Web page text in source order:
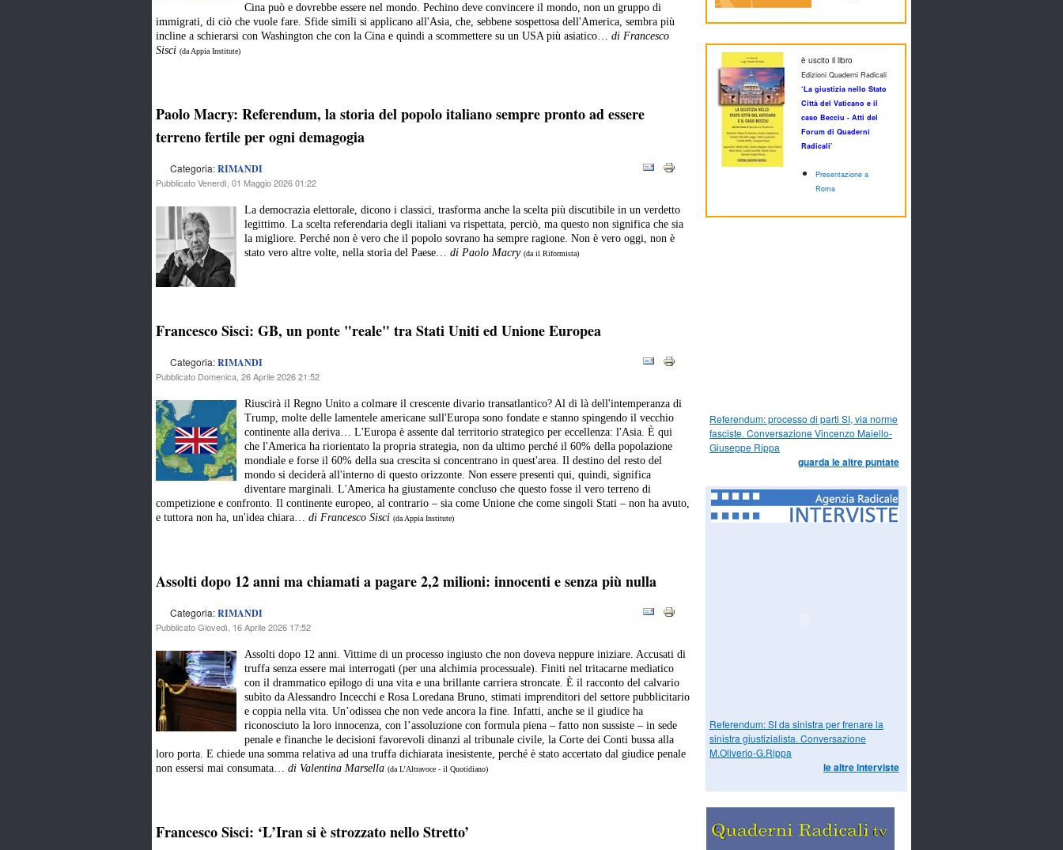
Cina può e dovrebbe essere nel mondo. Pechino deve convincere il mondo, non un gruppo di
immigrati, di ciò che vuole fare. Sfide simili si applicano all'Asia, che, sebbene sospettosa dell'America, sembra più
incline a schierarsi con Washington che con la Cina e quindi a scommettere su un USA più asiatico… di Francesco
Sisci (da Appia Institute)
Paolo Macry: Referendum, la storia del popolo italiano sempre pronto ad essere
terreno fertile per ogni demagogia
Categoria:RIMANDI
Pubblicato Venerdì, 01 Maggio 2026 01:22
La democrazia elettorale, dicono i classici, trasforma anche la scelta più discutibile in un verdetto
legittimo. La scelta referendaria degli italiani va rispettata, perciò, ma questo non significa che sia
la migliore. Perché non è vero che il popolo sovrano ha sempre ragione. Non è vero oggi, non è
stato vero altre volte, nella storia del Paese… di Paolo Macry (da il Riformista)
Francesco Sisci: GB, un ponte "reale" tra Stati Uniti ed Unione Europea
Categoria:RIMANDI
Pubblicato Domenica, 26 Aprile 2026 21:52
Riuscirà il Regno Unito a colmare il crescente divario transatlantico? Al di là dell'intemperanza di
Trump, molte delle lamentele americane sull'Europa sono fondate e stanno spingendo il vecchio
continente alla deriva… L'Europa è assente dal territorio strategico per eccellenza: l'Asia. È qui
che l'America ha riorientato la propria strategia, non da ultimo perché il 60% della popolazione
mondiale e forse il 60% della sua crescita si concentrano in quest'area. Il destino del resto del
mondo si deciderà all'interno di questo orizzonte. Non essere presenti qui, quindi, significa
diventare marginali. L'America ha giustamente concluso che questo fosse il vero terreno di
competizione e confronto. Il continente europeo, al contrario – sia come Unione che come singoli Stati – non ha avuto,
e tuttora non ha, un'idea chiara… di Francesco Sisci (da Appia Institute)
Assolti dopo 12 anni ma chiamati a pagare 2,2 milioni: innocenti e senza più nulla
Categoria:RIMANDI
Pubblicato Giovedì, 16 Aprile 2026 17:52
Assolti dopo 12 anni. Vittime di un processo ingiusto che non doveva neppure iniziare. Accusati di
truffa senza essere mai interrogati (per una alchimia processuale). Finiti nel tritacarne mediatico
con il drammatico epilogo di una vita e una brillante carriera stroncate. È il racconto del calvario
subìto da Alessandro Incecchi e Rosa Loredana Bruno, stimati imprenditori del settore pubblicitario
e coppia nella vita. Un’odissea che non vede ancora la fine. Infatti, anche se il giudice ha
riconosciuto la loro innocenza, con l’assoluzione con formula piena – fatto non sussiste – in sede
penale e finanche le decisioni favorevoli dinanzi al tribunale civile, la Corte dei Conti bussa alla
loro porta. E chiede una somma relativa ad una truffa dichiarata inesistente, perché è stato accertato dal giudice penale
non essersi mai consumata… di Valentina Marsella (da L’Altravoce - il Quotidiano)
Francesco Sisci: ‘L’Iran si è strozzato nello Stretto’
è uscito il libro
Edizioni Quaderni Radicali
‘La giustizia nello Stato
Città del Vaticano e il
caso Becciu - Atti del
Forum di Quaderni
Radicali’
Presentazione a
Roma
Referendum: processo di parti SI, via norme
fasciste. Conversazione Vincenzo Maiello-
Giuseppe Rippa
guarda le altre puntate
Referendum: SI da sinistra per frenare la
sinistra giustizialista. Conversazione
M.Oliverio-G.Rippa
le altre interviste